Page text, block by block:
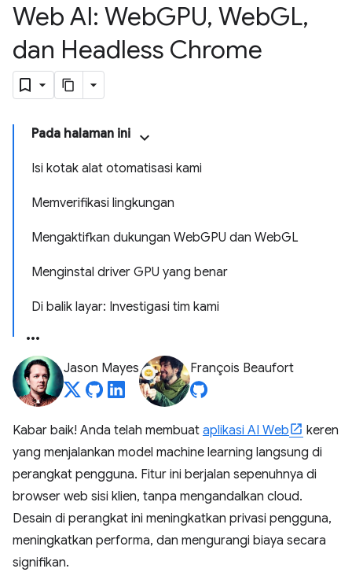
Web AI: WebGPU, WebGL,
dan Headless Chrome
Pada halaman ini
Isi kotak alat otomatisasi kami
Memverifikasi lingkungan
Mengaktifkan dukungan WebGPU dan WebGL
Menginstal driver GPU yang benar
Di balik layar: Investigasi tim kami
Jason Mayes François Beaufort
Kabar baik! Anda telah membuat aplikasi AI Web
keren
yang menjalankan model machine learning langsung di
perangkat pengguna. Fitur ini berjalan sepenuhnya di
browser web sisi klien, tanpa mengandalkan cloud.
Desain di perangkat ini meningkatkan privasi pengguna,
meningkatkan performa, dan mengurangi biaya secara
signifikan.